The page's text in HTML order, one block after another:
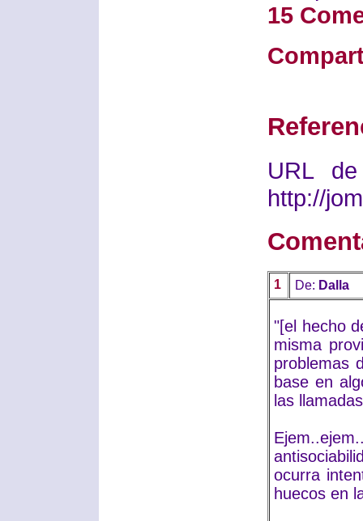
15
URL
http://
1 De: Dalla
"[el hecho
misma
problemas
base en
las
ocurra
huecos en